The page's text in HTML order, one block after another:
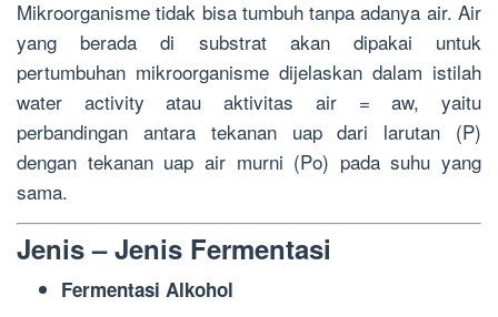
Mikroorganisme tidak bisa tumbuh tanpa adanya air. Air
yang berada di substrat akan dipakai untuk
pertumbuhan mikroorganisme dijelaskan dalam istilah
water activity atau aktivitas air = aw, yaitu
perbandingan antara tekanan uap dari larutan (P)
dengan tekanan uap air murni (Po) pada suhu yang
sama.
Jenis – Jenis Fermentasi
Fermentasi Alkohol